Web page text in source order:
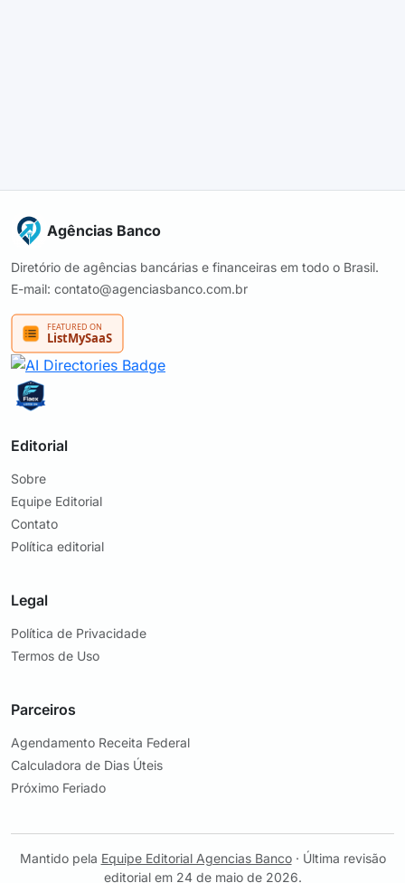
Agências Banco
Diretório de agências bancárias e financeiras em todo o Brasil.
E-mail: contato@agenciasbanco.com.br
Editorial
Sobre
Equipe Editorial
Contato
Política editorial
Legal
Política de Privacidade
Termos de Uso
Parceiros
Agendamento Receita Federal
Calculadora de Dias Úteis
Próximo Feriado
Mantido pela Equipe Editorial Agencias Banco· Última revisão
editorial em 24 de maio de 2026.